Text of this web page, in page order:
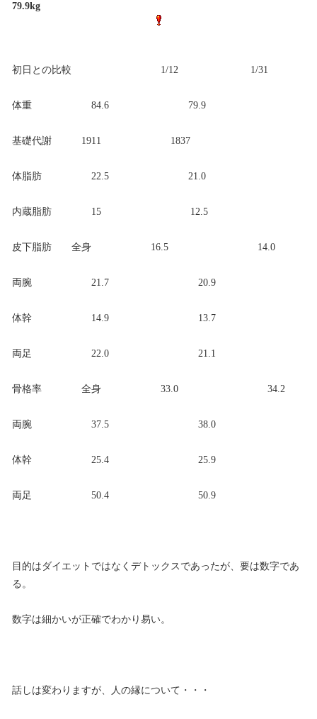
79.9kg
初日との比較 1/12 1/31
体重 84.6 79.9
基礎代謝 1911 1837
体脂肪 22.5 21.0
内蔵脂肪 15 12.5
皮下脂肪 全身 16.5 14.0
両腕 21.7 20.9
体幹 14.9 13.7
両足 22.0 21.1
骨格率 全身 33.0 34.2
両腕 37.5 38.0
体幹 25.4 25.9
両足 50.4 50.9
目的はダイエットではなくデトックスであったが、要は数字であ
る。
数字は細かいが正確でわかり易い。
話しは変わりますが、人の縁について・・・